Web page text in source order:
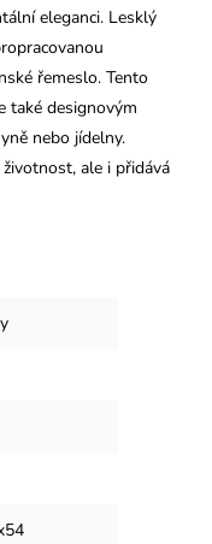
eleganci. Lesklý
řemeslo. Tento
také designovým
nebo jídelny.
ale i přidává